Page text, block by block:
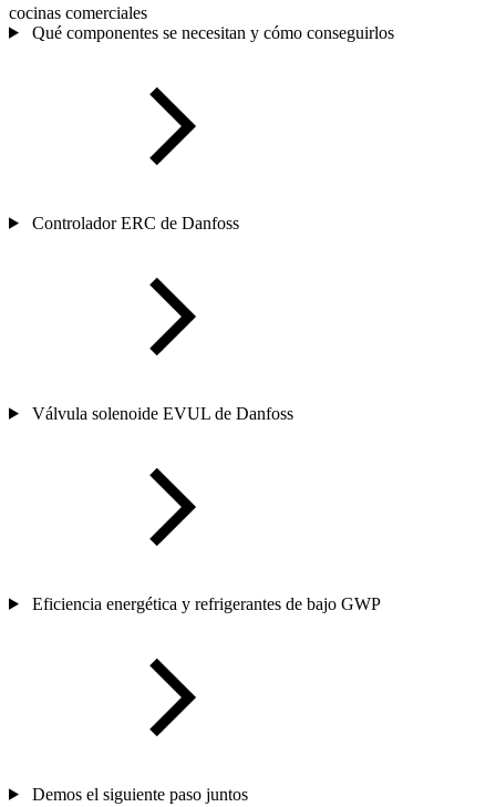
cocinas comerciales
Qué componentes se necesitan y cómo conseguirlos
Controlador ERC de Danfoss
Válvula solenoide EVUL de Danfoss
Eficiencia energética y refrigerantes de bajo GWP
Demos el siguiente paso juntos